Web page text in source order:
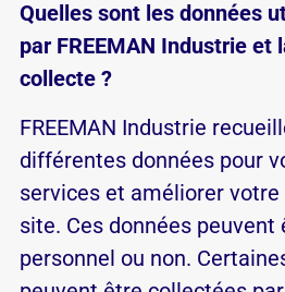
Quelles sont les données
par FREEMAN Industrie
collecte ?
FREEMAN Industrie
différentes données pour
services et améliorer
site. Ces données peuvent
personnel ou non.